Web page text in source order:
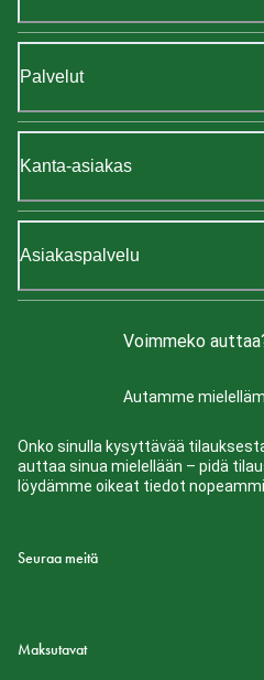
Palvelut
Kanta-asiakas
Asiakaspalvelu
Voimmeko
Autamme
Onko sinulla kysyttävää
auttaa sinua mielellään – pidä
löydämme oikeat tiedot
Seuraa meitä
Maksutavat